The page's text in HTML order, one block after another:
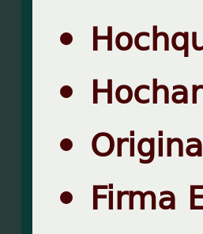
Firma